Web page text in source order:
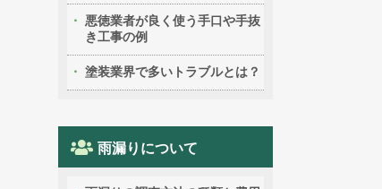
悪徳業者が良く使う手口や手抜
き工事の例
塗装業界で多いトラブルとは？
雨漏りについて